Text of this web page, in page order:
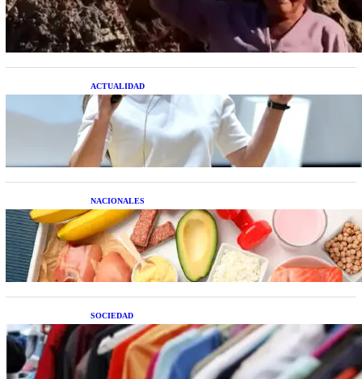
ACTUALIDAD
La startup creada por una salteña que busca
resolver el estrés financiero en Latinoamérica
NACIONALES
Nutrición inteligente: Cinco superalimentos de
temporada que deberías sumar a tu dieta este mes
SOCIEDAD
Las grandes marcas globales se suman a la
tendencia de la ropa de segunda mano premium